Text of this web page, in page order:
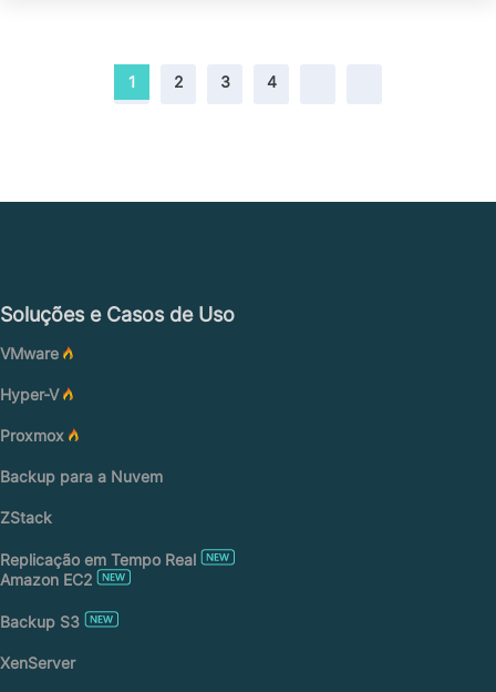
1 2 3 4
Soluções e Casos de Uso
VMware
Hyper-V
Proxmox
Backup para a Nuvem
ZStack
Replicação em Tempo Real
Amazon EC2
Backup S3
XenServer